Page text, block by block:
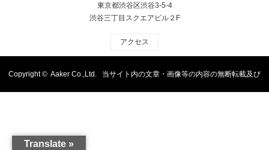
東京都渋谷区渋谷3-5-4
渋谷三丁目スクエアビル２F
アクセス
Copyright © Aaker Co.,Ltd. 当サイト内の文章・画像等の内容の無断転載及び
Translate »